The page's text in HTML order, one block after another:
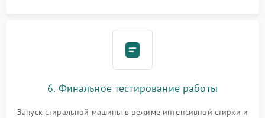
6. Финальное тестирование работы
Запуск стиральной машины в режиме интенсивной стирки и